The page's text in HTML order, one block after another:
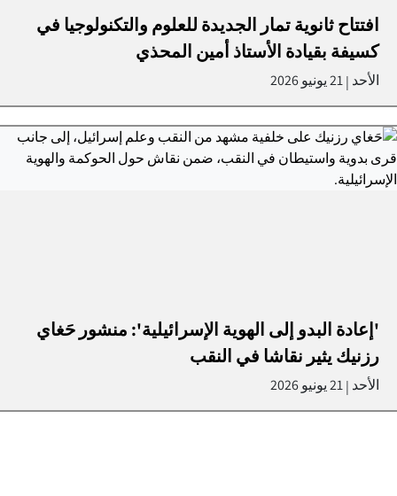
افتتاح ثانوية تمار الجديدة للعلوم والتكنولوجيا في
كسيفة بقيادة الأستاذ أمين المحذي
الأحد |21 يونيو 2026
'إعادة البدو إلى الهوية الإسرائيلية': منشور حَغاي
رزنيك يثير نقاشا في النقب
الأحد |21 يونيو 2026